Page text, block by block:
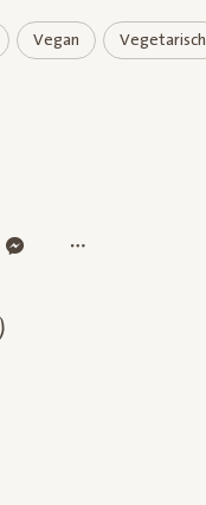
Vegan Vegetarisch